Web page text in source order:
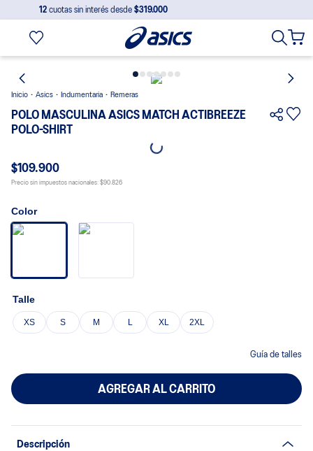
12 cuotas sin interés desde $319.000
Asics Indumentaria Remeras
POLO MASCULINA ASICS MATCH ACTIBREEZE
POLO-SHIRT
$109.900
Precio sin impuestos nacionales: $90.826
Color
Talle
XS S M L XL 2XL
Guía de talles
AGREGAR AL CARRITO
Descripción